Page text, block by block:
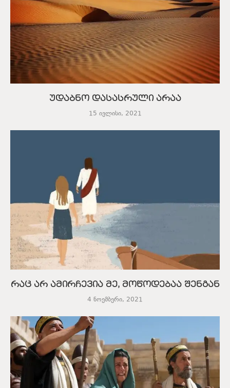
უდაბნო დასასრული არაა
15 ივლისი, 2021
რაც არ ამირჩევია მე, მოწოდებაა შენგან
4 ნოემბერი, 2021